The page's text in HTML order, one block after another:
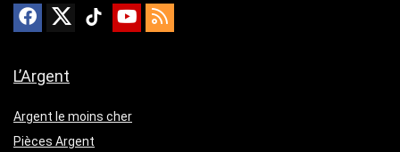
L’Argent
Argent le moins cher
Pièces Argent